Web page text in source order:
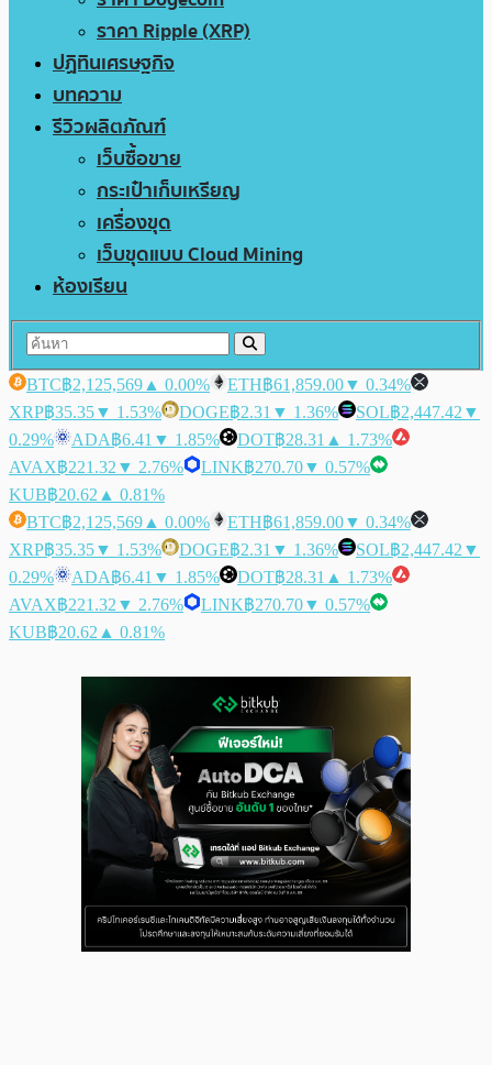
ราคา Ripple (XRP)
ปฏิทินเศรษฐกิจ
บทความ
รีวิวผลิตภัณฑ์
เว็บซื้อขาย
กระเป๋าเก็บเหรียญ
เครื่องขุด
เว็บขุดแบบ Cloud Mining
ห้องเรียน
BTC฿2,125,569 ▲ 0.00% ETH฿61,859.00▼ 0.34%
XRP฿35.35▼ 1.53% DOGE฿2.31 ▼ 1.36% SOL฿2,447.42 ▼
0.29%
ADA฿6.41 ▼ 1.85% DOT฿28.31 ▲ 1.73%
AVAX฿221.32 ▼ 2.76% LINK฿270.70▼ 0.57%
KUB฿20.62 ▲ 0.81%
BTC฿2,125,569 ▲ 0.00% ETH฿61,859.00▼ 0.34%
XRP฿35.35▼ 1.53% DOGE฿2.31 ▼ 1.36% SOL฿2,447.42 ▼
0.29%
ADA฿6.41 ▼ 1.85% DOT฿28.31 ▲ 1.73%
AVAX฿221.32 ▼ 2.76% LINK฿270.70▼ 0.57%
KUB฿20.62 ▲ 0.81%